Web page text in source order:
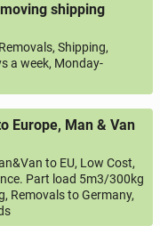
shipping
Shipping,
a week, Monday-
Europe, Man & Van
to EU, Low Cost,
Part load 5m3/300kg
Removals to Germany,